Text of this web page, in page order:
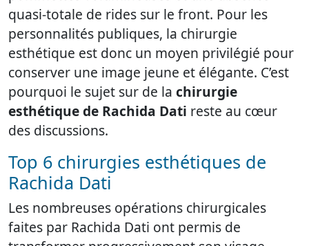
quasi-totale de rides sur le front. Pour les
personnalités publiques, la chirurgie
esthétique est donc un moyen privilégié pour
conserver une image jeune et élégante. C’est
pourquoi le sujet sur de la chirurgie
esthétique de Rachida Dati reste au cœur
des discussions.
Top 6 chirurgies esthétiques de
Rachida Dati
Les nombreuses opérations chirurgicales
faites par Rachida Dati ont permis de